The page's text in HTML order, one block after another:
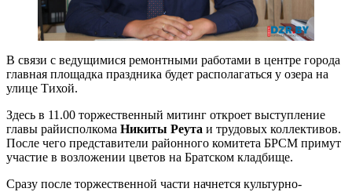
В связи с ведущимися ремонтными работами в центре города
главная площадка праздника будет располагаться у озера на
улице Тихой.
Здесь в 11.00 торжественный митинг откроет выступление
главы райисполкома Никиты Реута и трудовых коллективов.
После чего представители районного комитета БРСМ примут
участие в возложении цветов на Братском кладбище.
Сразу после торжественной части начнется культурно-